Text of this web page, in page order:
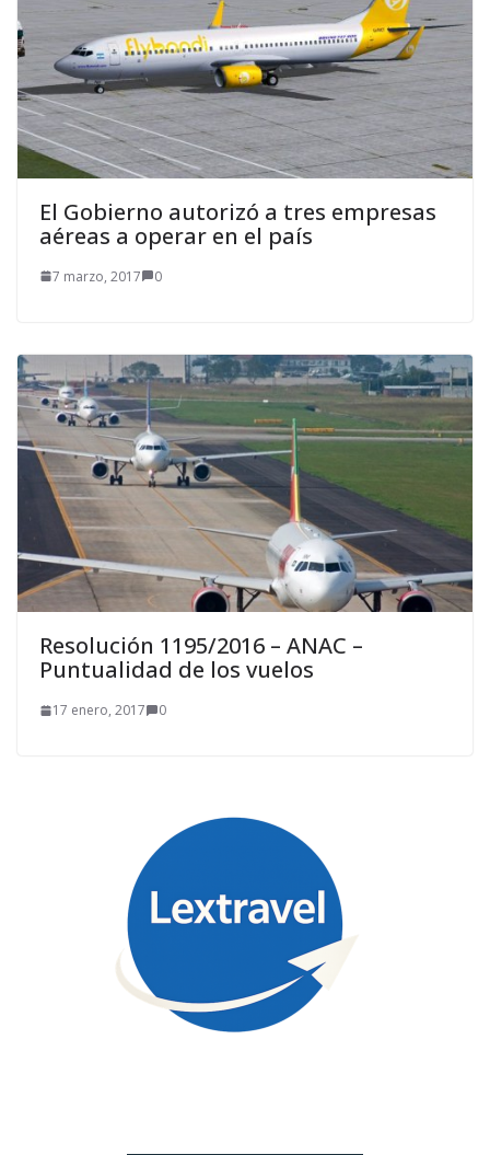
El Gobierno autorizó a tres empresas
aéreas a operar en el país
7 marzo, 2017 0
Resolución 1195/2016 – ANAC –
Puntualidad de los vuelos
17 enero, 2017 0